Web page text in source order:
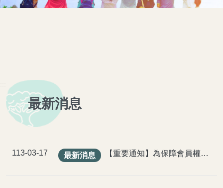
服務宗旨
理事長的話
理監事人員
最新消息
活動花絮
保險專區
會員登入
:::
最新消息
113-03-17 最新消息 【重要通知】為保障會員權益及帳戶安全，請3個月定期更新會員密碼及增強密碼複雜度